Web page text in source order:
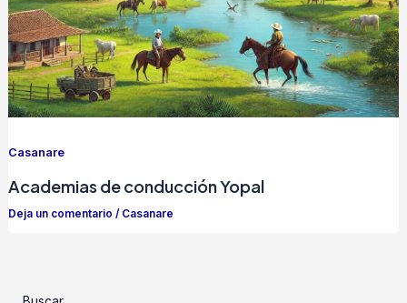
Casanare
Academias de conducción Yopal
Deja un comentario / Casanare